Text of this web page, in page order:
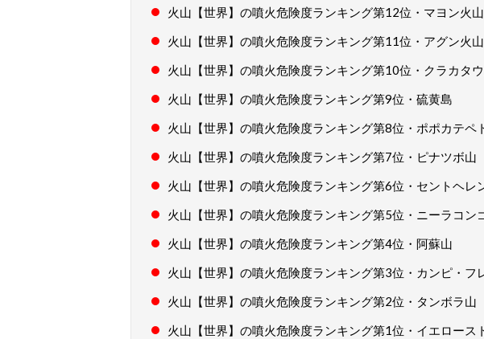
火山【世界】の噴火危険度ランキング第12位・マヨン火山
火山【世界】の噴火危険度ランキング第11位・アグン火山
火山【世界】の噴火危険度ランキング第10位・クラカタ
火山【世界】の噴火危険度ランキング第9位・硫黄島
火山【世界】の噴火危険度ランキング第8位・ポポカテペ
火山【世界】の噴火危険度ランキング第7位・ピナツボ山
火山【世界】の噴火危険度ランキング第6位・セントヘレ
火山【世界】の噴火危険度ランキング第5位・ニーラコン
火山【世界】の噴火危険度ランキング第4位・阿蘇山
火山【世界】の噴火危険度ランキング第3位・カンピ・フ
火山【世界】の噴火危険度ランキング第2位・タンボラ山
火山【世界】の噴火危険度ランキング第1位・イエロース